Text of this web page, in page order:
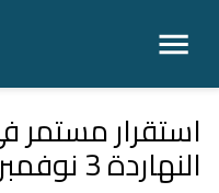
استقرار مستمر
النهاردة 3 نوفمبر 2021